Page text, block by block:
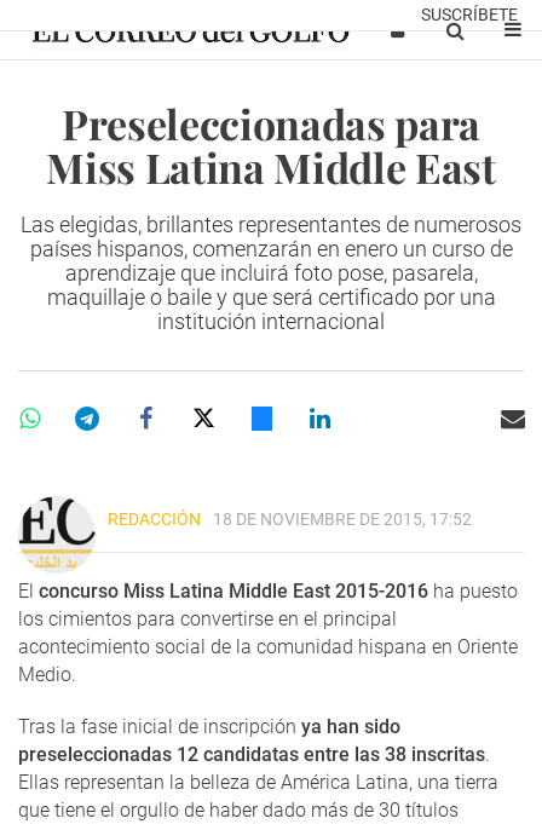
SUSCRÍBETE
Preseleccionadas para
Miss Latina Middle East
Las elegidas, brillantes representantes de numerosos
países hispanos, comenzarán en enero un curso de
aprendizaje que incluirá foto pose, pasarela,
maquillaje o baile y que será certificado por una
institución internacional
REDACCIÓN 18 DE NOVIEMBRE DE 2015, 17:52
El concurso Miss Latina Middle East 2015-2016 ha puesto
los cimientos para convertirse en el principal
acontecimiento social de la comunidad hispana en Oriente
Medio.
Tras la fase inicial de inscripción ya han sido
preseleccionadas 12 candidatas entre las 38 inscritas.
Ellas representan la belleza de América Latina, una tierra
que tiene el orgullo de haber dado más de 30 títulos